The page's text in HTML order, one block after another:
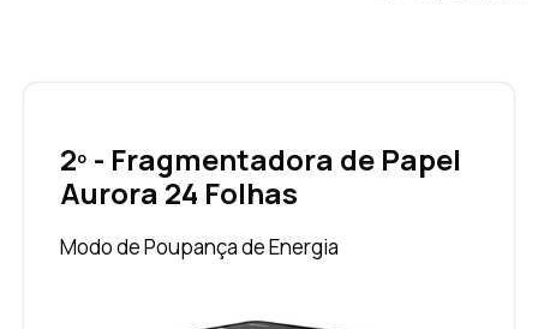
2º - Fragmentadora de Papel
Aurora 24 Folhas
Modo de Poupança de Energia